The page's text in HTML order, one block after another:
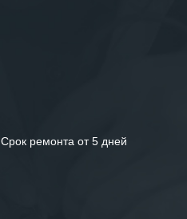
Срок ремонта от 5 дней